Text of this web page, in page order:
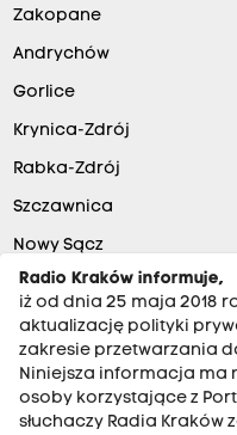
Zakopane
Andrychów
Gorlice
Krynica-Zdrój
Rabka-Zdrój
Szczawnica
Nowy Sącz
Radio Kraków informuje,
iż od dnia 25 maja 2018
aktualizację polityki
zakresie przetwarzania
Niniejsza informacja ma
osoby korzystające z
słuchaczy Radia Kraków